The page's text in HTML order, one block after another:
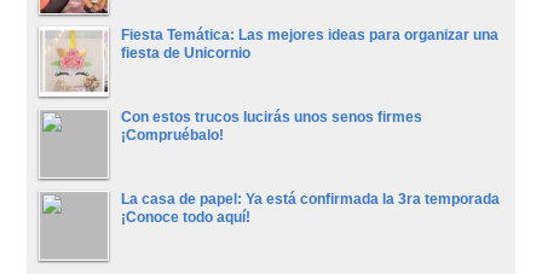
Fiesta Temática: Las mejores ideas para organizar una
fiesta de Unicornio
Con estos trucos lucirás unos senos firmes
¡Compruébalo!
La casa de papel: Ya está confirmada la 3ra temporada
¡Conoce todo aquí!